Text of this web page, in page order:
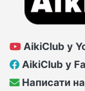
AikiClub у
AikiClub у
Написати